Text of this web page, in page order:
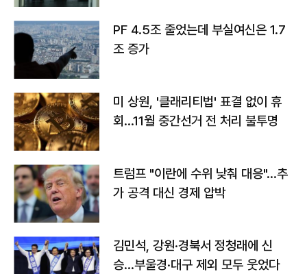
PF 4.5조 줄었는데 부실여신은 1.7
조 증가
미 상원, '클래리티법' 표결 없이 휴
회…11월 중간선거 전 처리 불투명
트럼프 "이란에 수위 낮춰 대응"…추
가 공격 대신 경제 압박
김민석, 강원·경북서 정청래에 신
승…부울경·대구 제외 모두 웃었다